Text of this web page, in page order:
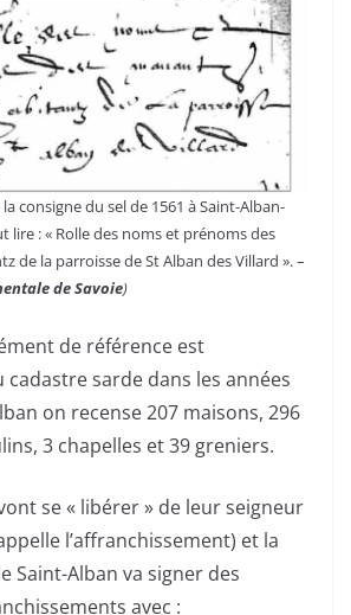
consigne du sel de 1561 à Saint-Alban-
lire : « Rolle des noms et prénoms des
de la parroisse de St Alban des Villard ». –
de Savoie)
de référence est
cadastre sarde dans les années
on recense 207 maisons, 296
3 chapelles et 39 greniers.
se « libérer » de leur seigneur
l’affranchissement) et la
Saint-Alban va signer des
avec :